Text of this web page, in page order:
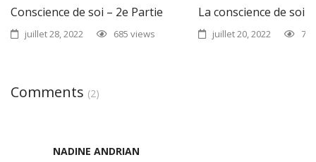
Conscience de soi – 2e Partie
juillet 28, 2022 685 views
La conscience de soi
juillet 20, 2022
Comments (2)
NADINE ANDRIAN